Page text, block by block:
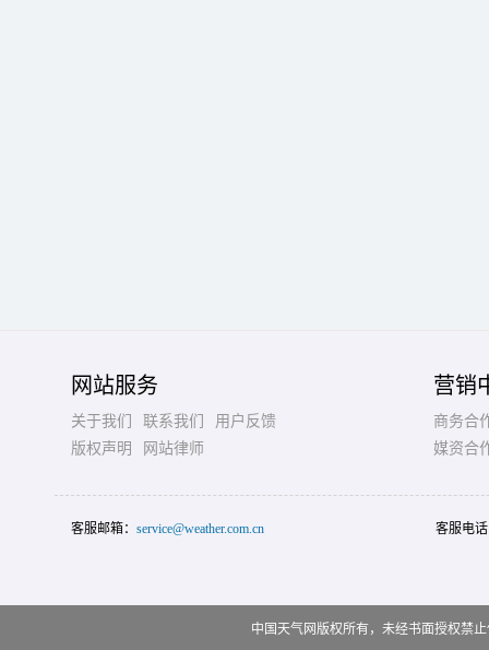
网站服务
关于我们 联系我们
用户反馈
版权声明
网站律师
营销
商务合
媒资合
客服邮箱： service@weather.com.cn 客服电
中国天气网版权所有，未经书面授权